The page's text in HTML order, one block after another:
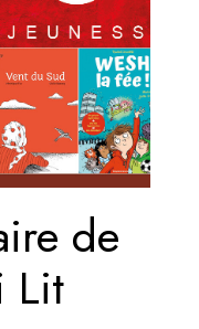
de
Lit